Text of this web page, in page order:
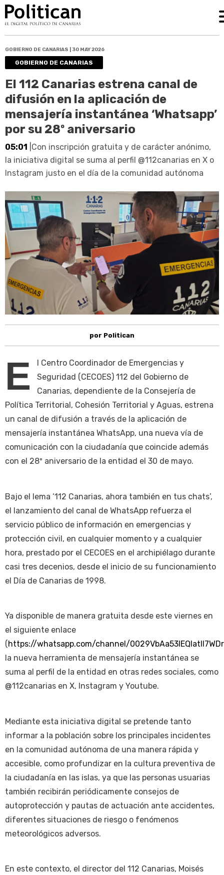
GOBIERNO DE CANARIAS | 30 MAY 2026
GOBIERNO DE CANARIAS
El 112 Canarias estrena canal de
difusión en la aplicación de
mensajería instantánea ‘Whatsapp’
por su 28º aniversario
05:01 |Con inscripción gratuita y de carácter anónimo,
la iniciativa digital se suma al perfil @112canarias en X o
Instagram justo en el día de la comunidad autónoma
por Politican
E
l Centro Coordinador de Emergencias y
Seguridad (CECOES) 112 del Gobierno de
Canarias, dependiente de la Consejería de
Política Territorial, Cohesión Territorial y Aguas, estrena
un canal de difusión a través de la aplicación de
mensajería instantánea WhatsApp, una nueva vía de
comunicación con la ciudadanía que coincide además
con el 28º aniversario de la entidad el 30 de mayo.
Bajo el lema ‘112 Canarias, ahora también en tus chats’,
el lanzamiento del canal de WhatsApp refuerza el
servicio público de información en emergencias y
protección civil, en cualquier momento y a cualquier
hora, prestado por el CECOES en el archipiélago durante
casi tres decenios, desde el inicio de su funcionamiento
el Día de Canarias de 1998.
Ya disponible de manera gratuita desde este viernes en
el siguiente enlace
( https://whatsapp.com/channel/
la nueva herramienta de mensajería instantánea se
suma al perfil de la entidad en otras redes sociales, como
@112canarias en X, Instagram y Youtube.
Mediante esta iniciativa digital se pretende tanto
informar a la población sobre los principales incidentes
en la comunidad autónoma de una manera rápida y
accesible, como profundizar en la cultura preventiva de
la ciudadanía en las islas, ya que las personas usuarias
también recibirán periódicamente consejos de
autoprotección y pautas de actuación ante accidentes,
diferentes situaciones de riesgo o fenómenos
meteorológicos adversos.
En este contexto, el director del 112 Canarias, Moisés